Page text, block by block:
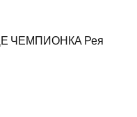
ЧЕМПИОНКА Рея